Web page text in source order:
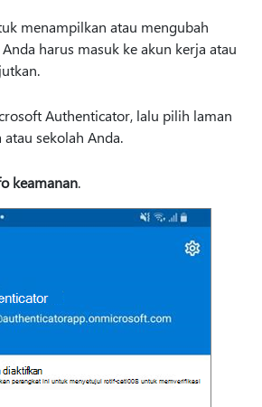
menampilkan atau mengubah
harus masuk ke akun kerja atau
Authenticator, lalu pilih laman
sekolah Anda.
keamanan.